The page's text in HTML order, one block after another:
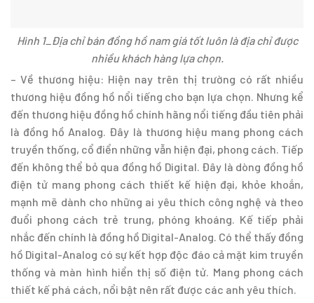
Hình 1_Địa chỉ bán đồng hồ nam giá tốt luôn là địa chỉ được
nhiều khách hàng lựa chọn.
– Về thương hiệu: Hiện nay trên thị trường có rất nhiều
thương hiệu đồng hồ nổi tiếng cho bạn lựa chọn. Nhưng kể
đến thương hiệu đồng hồ chính hãng nổi tiếng đầu tiên phải
là đồng hồ Analog. Đây là thương hiệu mang phong cách
truyền thống, cổ điển những vẫn hiện đại, phong cách. Tiếp
đến không thể bỏ qua đồng hồ Digital. Đây là dòng đồng hồ
điện tử mang phong cách thiết kế hiện đại, khỏe khoắn,
mạnh mẽ dành cho những ai yêu thích công nghệ và theo
đuổi phong cách trẻ trung, phóng khoáng. Kế tiếp phải
nhắc đến chính là đồng hồ Digital-Analog. Có thể thấy đồng
hồ Digital-Analog có sự kết hợp độc đáo cả mặt kim truyền
thống và màn hình hiển thị số điện tử. Mang phong cách
thiết kế phá cách, nổi bật nên rất được các anh yêu thích.